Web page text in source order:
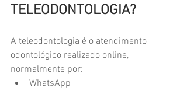
TELEODONTOLOGIA?
A teleodontologia é o atendimento
odontológico realizado online,
normalmente por:
WhatsApp